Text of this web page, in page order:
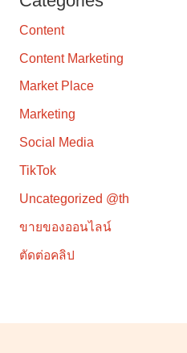
Content
Content Marketing
Market Place
Marketing
Social Media
TikTok
Uncategorized @th
ขายของออนไลน์
ตัดต่อคลิป